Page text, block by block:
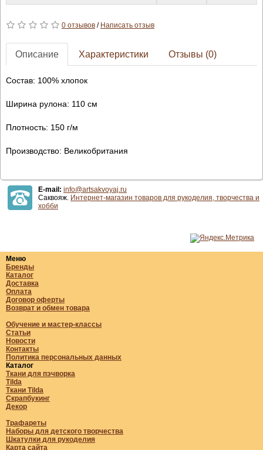
0 отзывов/ Написать отзыв
Описание Характеристики Отзывы (0)
Состав: 100% хлопок
Ширина рулона: 110 см
Плотность: 150 г/м
Производство: Великобритания
E-mail: info@artsakvoyaj.ru
Саквояж. Интернет-магазин товаров для рукоделия, творчества и
хобби
Меню
Бренды
Каталог
Доставка
Оплата
Договор оферты
Возврат и обмен товара
Обучение и мастер-классы
Статьи
Новости
Контакты
Политика персональных данных
Каталог
Ткани для пэчворка
Tilda
Ткани Tilda
Скрапбукинг
Декор
Трафареты
Наборы для детского творчества
Шкатулки для рукоделия
Карта сайта